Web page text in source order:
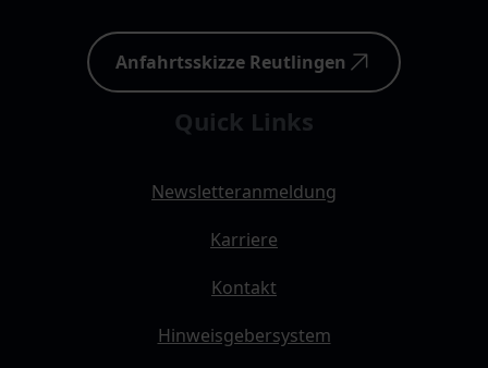
Anfahrtsskizze Reutlingen
Quick Links
Newsletteranmeldung
Karriere
Kontakt
Hinweisgebersystem